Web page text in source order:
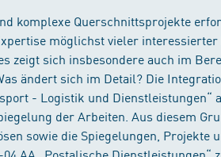
komplexe Querschnittsprojekte
möglichst vieler
zeigt sich insbesondere auch im
ändert sich im Detail? Die
- Logistik und Dienstleistungen“
der Arbeiten. Aus diesem
sowie die Spiegelungen, Projekte